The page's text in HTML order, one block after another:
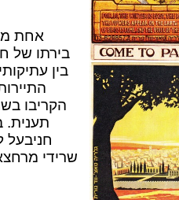
אחת
בירתו של
בין
תענית.
חניבעל
שרידי